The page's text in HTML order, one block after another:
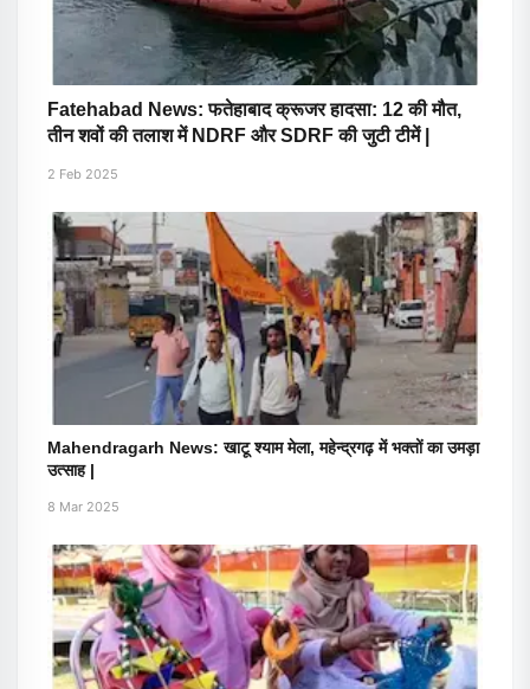
Fatehabad News: फतेहाबाद क्रूजर हादसा: 12 की मौत,
तीन शवों की तलाश में NDRF और SDRF की जुटी टीमें |
2 Feb 2025
Mahendragarh News: खाटू श्याम मेला, महेन्द्रगढ़ में भक्तों का उमड़ा
उत्साह |
8 Mar 2025